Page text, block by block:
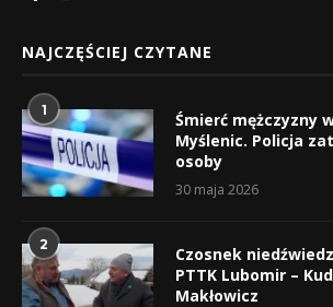
NAJCZĘŚCIEJ CZYTANE
1
Śmierć mężczyzny
Myślenic. Policja
osoby
30 maja 2026
2
Czosnek
PTTK Lubomir –
Makłowicz